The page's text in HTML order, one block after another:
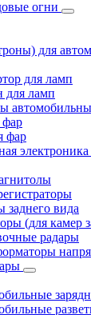
огни
для
для ламп
для ламп
фар
электроника
заднего вида
(для камер
радары